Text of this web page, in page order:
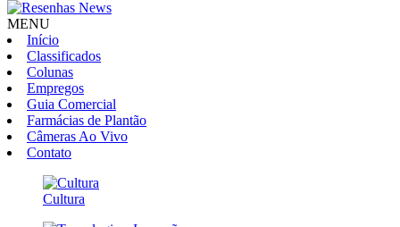
MENU
Início
Classificados
Colunas
Empregos
Guia Comercial
Farmácias de Plantão
Câmeras Ao Vivo
Contato
Cultura